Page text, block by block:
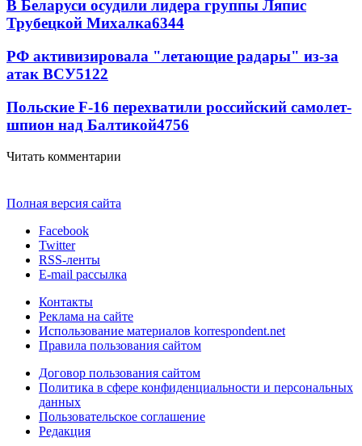
В Беларуси осудили лидера группы Ляпис
Трубецкой Михалка6344
РФ активизировала "летающие радары" из-за
атак ВСУ5122
Польские F-16 перехватили российский самолет-
шпион над Балтикой4756
Читать комментарии
Полная версия сайта
Facebook
Twitter
RSS-ленты
E-mail рассылка
Контакты
Реклама на сайте
Использование материалов korrespondent.net
Правила пользования сайтом
Договор пользования сайтом
Политика в сфере конфиденциальности и персональных
данных
Пользовательское соглашение
Редакция